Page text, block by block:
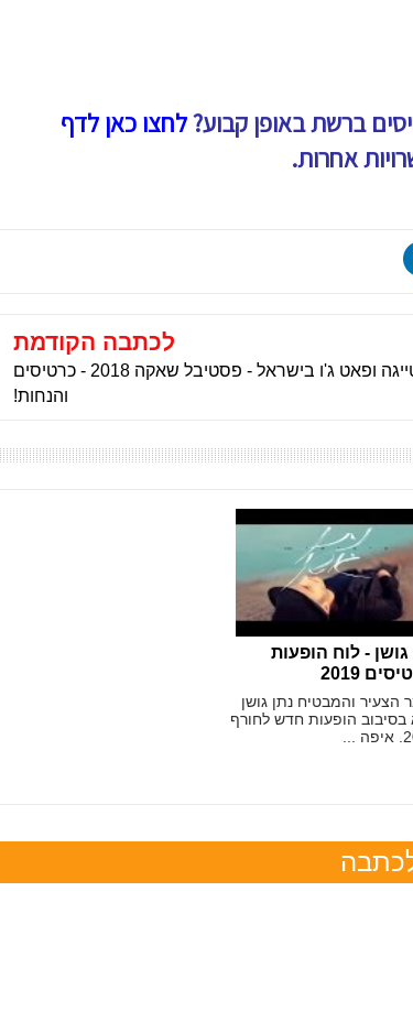
ברשת באופן קבוע?לחצו כאן לדף
אחרות.
לכתבה הקודמת
טייגה ופאט ג'ו בישראל - פסטיבל שאקה 2018 - כרטיסים
והנחות!
גושן - לוח הופעות
2019
הצעיר והמבטיח נתן גושן
בסיבוב הופעות חדש לחורף
...